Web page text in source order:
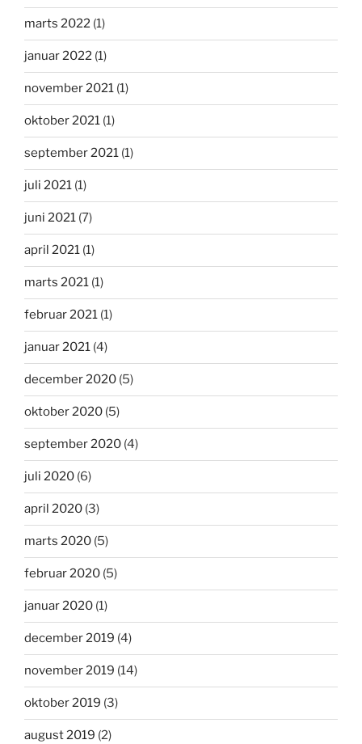
marts 2022 (1)
januar 2022 (1)
november 2021 (1)
oktober 2021 (1)
september 2021 (1)
juli 2021 (1)
juni 2021 (7)
april 2021 (1)
marts 2021 (1)
februar 2021 (1)
januar 2021 (4)
december 2020 (5)
oktober 2020 (5)
september 2020 (4)
juli 2020 (6)
april 2020 (3)
marts 2020 (5)
februar 2020 (5)
januar 2020 (1)
december 2019 (4)
november 2019 (14)
oktober 2019 (3)
august 2019 (2)